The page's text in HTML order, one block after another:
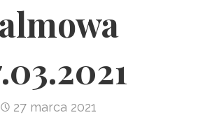
27 marca 2021